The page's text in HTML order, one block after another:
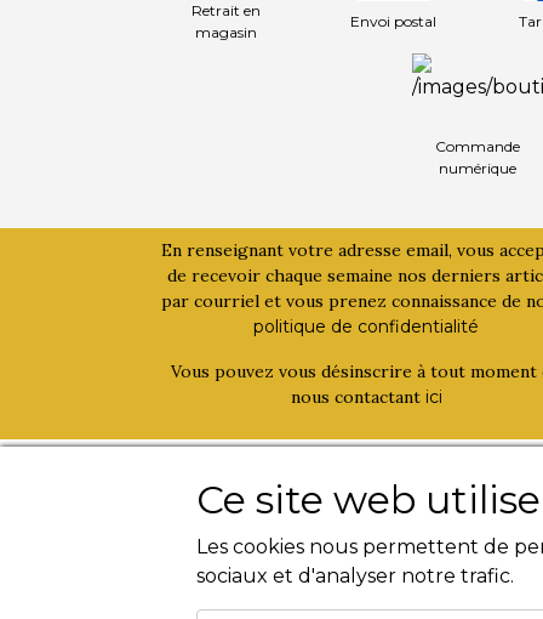
Ce site web
Les cookies nous permettent de
sociaux et d'analyser notre trafic.
Retrait en
magasin
Envoi postal
Commande
numérique
En renseignant votre adresse email, vous
de recevoir chaque semaine nos derniers
par courriel et vous prenez connaissance de
politique de confidentialité
Vous pouvez vous désinscrire à tout moment
nous contactant ici
Contact
Activités
Magazines
Evènements